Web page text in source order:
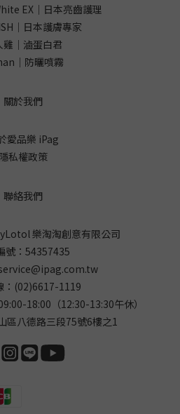
EX｜日本亮齒護理
｜日本護膚專家
雞｜滷蛋白君
｜防曬噴霧
關於我們
愛品樂 iPag
隱私權政策
聯絡我們
樂淘淘創意有限公司
號：54357435
(02)6617-1119
18:00（12:30-13:30午休）
區八德路三段75號6樓之1